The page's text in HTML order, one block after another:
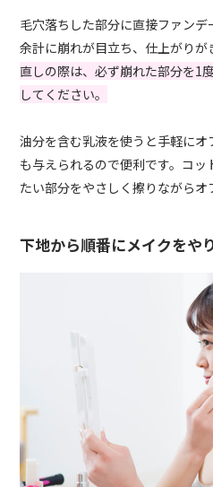
毛穴落ちした部分に直接ファンデ
余計に崩れが目立ち、仕上がりが
直しの際は、必ず崩れた部分を1
してください。
油分を含む乳液を使うと手軽に
も与えられるので便利です。コ
たい部分をやさしく擦りながらオ
下地から順番にメイクをや